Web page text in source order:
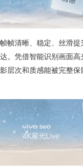
帧帧清晰、稳定、丝滑
达。凭借智能识别画面
影层次和质感能被完整保